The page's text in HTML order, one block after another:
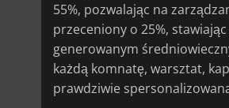
55%, pozwalając na
przeceniony o 25%,
generowanym
każdą komnatę, warsztat,
prawdziwie